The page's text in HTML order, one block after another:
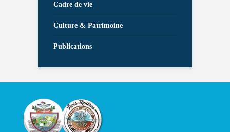
Cadre de vie
Culture & Patrimoine
Publications